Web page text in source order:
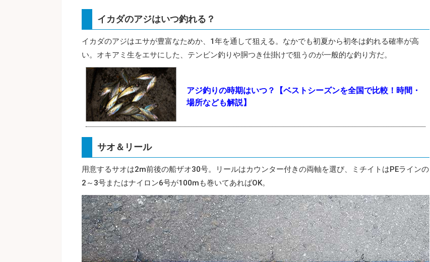
イカダのアジはいつ釣れる？
イカダのアジはエサが豊富なためか、1年を通して狙える。なかでも初夏から初冬は釣れる確率が高
い。オキアミ生をエサにした、テンビン釣りや胴つき仕掛けで狙うのが一般的な釣り方だ。
アジ釣りの時期はいつ？【ベストシーズンを全国で比較！時間・
場所なども解説】
サオ＆リール
用意するサオは2m前後の船ザオ30号。リールはカウンター付きの両軸を選び、ミチイトはPEラインの
2～3号またはナイロン6号が100mも巻いてあればOK。